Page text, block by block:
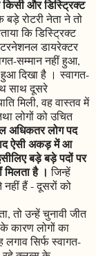
और डिस्ट्रिक्ट
बड़े रोटरी नेता ने तो
कि डिस्ट्रिक्ट
डायरेक्टर
सम्मान नहीं हुआ,
दिखा है । स्वागत-
साथ दूसरे
मिली, वह वास्तव में
लोगों को उचित
अधिकतर लोग पद
ऐसी अकड़ में आ
बड़े बड़े पदों पर
मिलता है । जिन्हें
नहीं हैं - दूसरों को
तो उन्हें चुनावी जीत
कारण लोगों का
सिर्फ स्वागत-